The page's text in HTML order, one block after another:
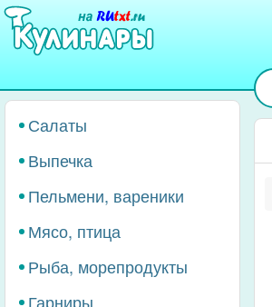
Перейти
основному
Салаты
Выпечка
Пельмени, вареники
Мясо, птица
Рыба, морепродукты
Гарниры